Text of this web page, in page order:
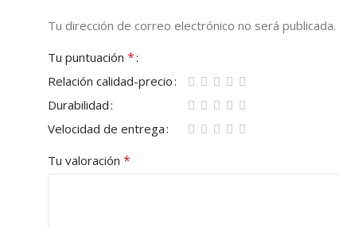
Tu dirección de correo electrónico no será publicada.
Tu puntuación *
Relación calidad-precio
Durabilidad
Velocidad de entrega
Tu valoración *